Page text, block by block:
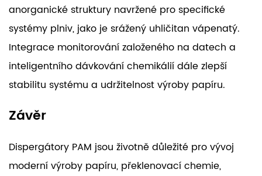
anorganické struktury navržené pro specifické
systémy plniv, jako je srážený uhličitan vápenatý.
Integrace monitorování založeného na datech a
inteligentního dávkování chemikálií dále zlepší
stabilitu systému a udržitelnost výroby papíru.
Závěr
Dispergátory PAM jsou životně důležité pro vývoj
moderní výroby papíru, překlenovací chemie,